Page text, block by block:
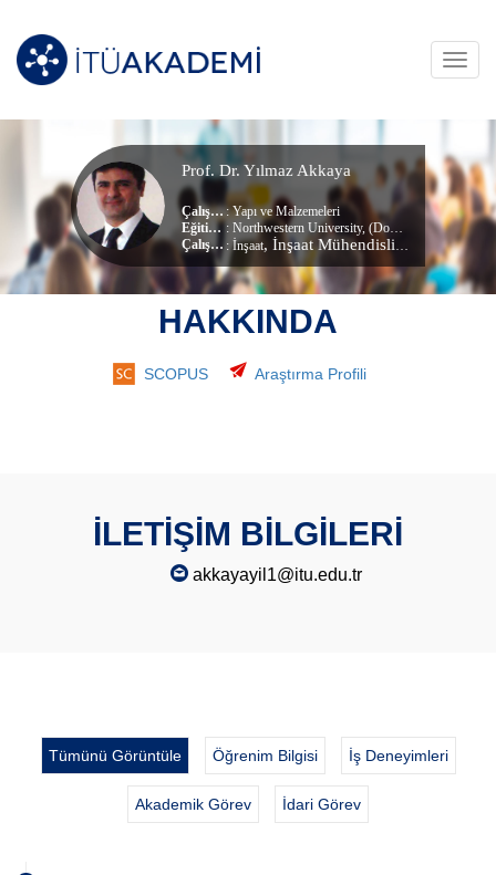
Prof. Dr. Yılmaz Akkaya
Çalışma Alanları:Yapı ve Malzemeleri
Eğitim Durumu
: Northwestern University, (Doktora)
Çalıştığı Birim :İnşaat, İnşaat Mühendisliği Bölümü
HAKKINDA
SCOPUS Araştırma Profili
İLETİŞİM BİLGİLERİ
akkayayil1@itu.edu.tr
Tümünü Görüntüle Öğrenim Bilgisi İş Deneyimleri
Akademik Görev İdari Görev